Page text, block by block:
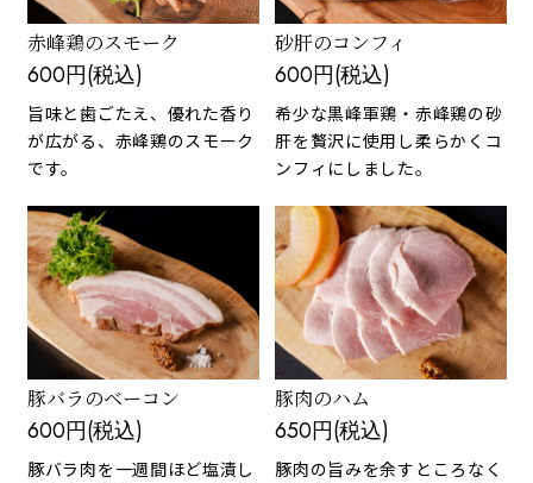
赤峰鶏のスモーク
600円(税込)
旨味と歯ごたえ、優れた香り
が広がる、赤峰鶏のスモーク
です。
砂肝のコンフィ
600円(税込)
希少な黒峰軍鶏・赤峰鶏の砂
肝を贅沢に使用し柔らかくコ
ンフィにしました。
豚バラのベーコン
600円(税込)
豚バラ肉を一週間ほど塩漬し
豚肉のハム
650円(税込)
豚肉の旨みを余すところなく